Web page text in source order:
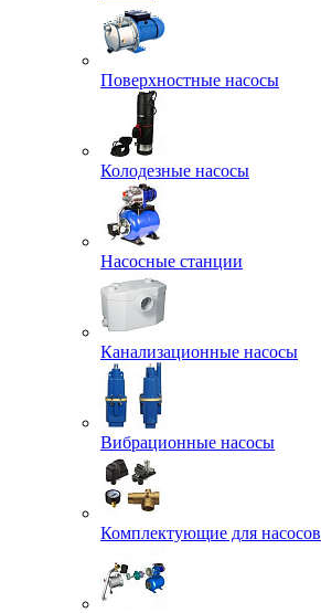
Поверхностные насосы
Колодезные насосы
Насосные станции
Канализационные насосы
Вибрационные насосы
Комплектующие для насосов